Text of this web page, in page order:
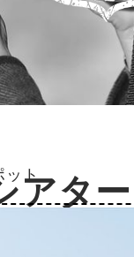
ットアター